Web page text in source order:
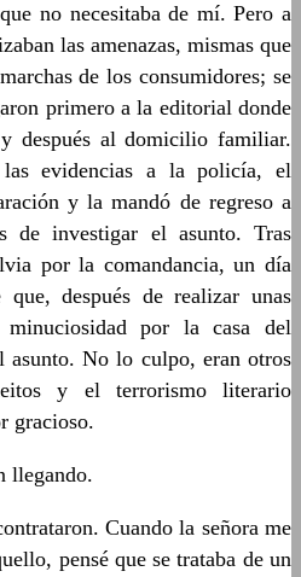
no necesitaba de mí. Pero a
las amenazas, mismas que
de los consumidores; se
primero a la editorial donde
después al domicilio familiar.
evidencias a la policía, el
y la mandó de regreso a
de investigar el asunto. Tras
por la comandancia, un día
después de realizar unas
por la casa del
asunto. No lo culpo, eran otros
y el terrorismo literario
gracioso.
llegando.
Cuando la señora me
pensé que se trataba de un